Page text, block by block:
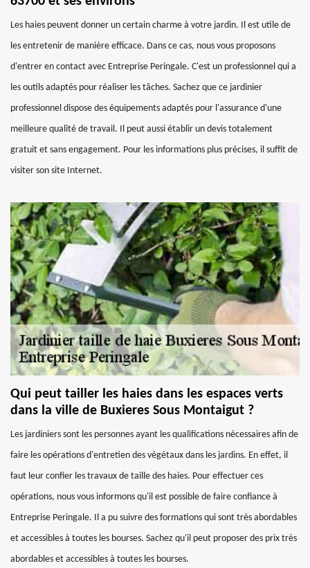
Les haies peuvent donner un certain charme à votre jardin. Il est utile de
les entretenir de manière efficace. Dans ce cas, nous vous proposons
d'entrer en contact avec Entreprise Peringale. C'est un professionnel qui a
les outils adaptés pour réaliser les tâches. Sachez que ce jardinier
professionnel dispose des équipements adaptés pour l'assurance d'une
meilleure qualité de travail. Il peut aussi établir un devis totalement
gratuit et sans engagement. Pour les informations plus précises, il suffit de
visiter son site Internet.
Qui peut tailler les haies dans les espaces verts
dans la ville de Buxieres Sous Montaigut ?
Les jardiniers sont les personnes ayant les qualifications nécessaires afin de
faire les opérations d'entretien des végétaux dans les jardins. En effet, il
faut leur confier les travaux de taille des haies. Pour effectuer ces
opérations, nous vous informons qu'il est possible de faire confiance à
Entreprise Peringale. Il a pu suivre des formations qui sont très abordables
et accessibles à toutes les bourses. Sachez qu'il peut proposer des prix très
abordables et accessibles à toutes les bourses.